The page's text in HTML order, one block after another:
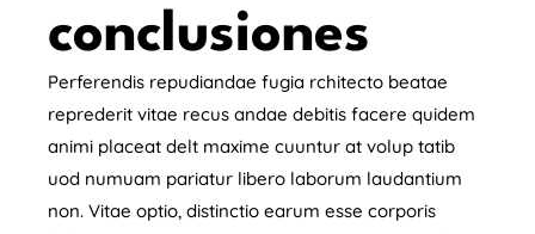
Perferendis repudiandae fugia rchitecto beatae
reprederit vitae recus andae debitis facere quidem
animi placeat delt maxime cuuntur at volup tatib
uod numuam pariatur libero laborum laudantium
non. Vitae optio, distinctio earum esse corporis
conclusiones